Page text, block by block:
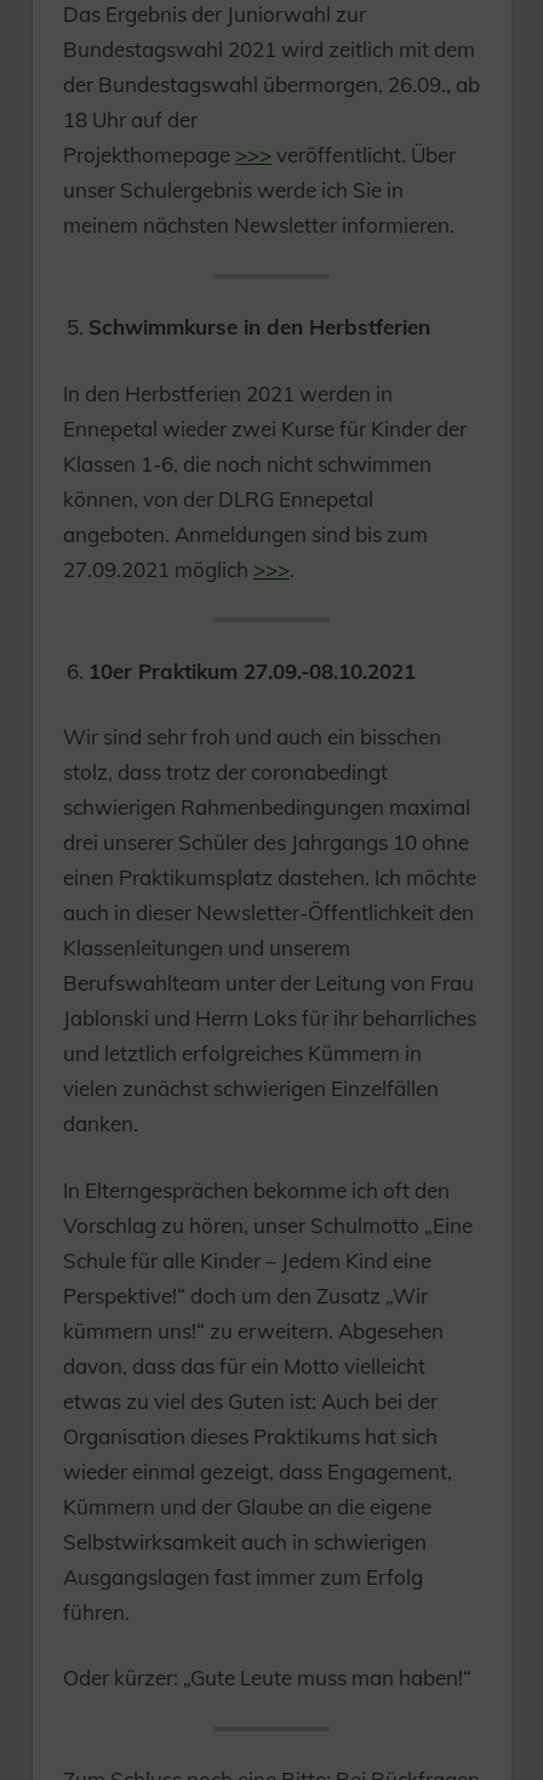
Das Ergebnis der Juniorwahl zur
Bundestagswahl 2021 wird zeitlich mit dem
der Bundestagswahl übermorgen, 26.09., ab
18 Uhr auf der
Projekthomepage >>> veröffentlicht. Über
unser Schulergebnis werde ich Sie in
meinem nächsten Newsletter informieren.
Schwimmkurse in den Herbstferien
In den Herbstferien 2021 werden in
Ennepetal wieder zwei Kurse für Kinder der
Klassen 1-6, die noch nicht schwimmen
können, von der DLRG Ennepetal
angeboten. Anmeldungen sind bis zum
27.09.2021 möglich >>>.
10er Praktikum 27.09.-08.10.2021
Wir sind sehr froh und auch ein bisschen
stolz, dass trotz der coronabedingt
schwierigen Rahmenbedingungen maximal
drei unserer Schüler des Jahrgangs 10 ohne
einen Praktikumsplatz dastehen. Ich möchte
auch in dieser Newsletter-Öffentlichkeit den
Klassenleitungen und unserem
Berufswahlteam unter der Leitung von Frau
Jablonski und Herrn Loks für ihr beharrliches
und letztlich erfolgreiches Kümmern in
vielen zunächst schwierigen Einzelfällen
danken.
In Elterngesprächen bekomme ich oft den
Vorschlag zu hören, unser Schulmotto „Eine
Schule für alle Kinder – Jedem Kind eine
Perspektive!“ doch um den Zusatz „Wir
kümmern uns!“ zu erweitern. Abgesehen
davon, dass das für ein Motto vielleicht
etwas zu viel des Guten ist: Auch bei der
Organisation dieses Praktikums hat sich
wieder einmal gezeigt, dass Engagement,
Kümmern und der Glaube an die eigene
Selbstwirksamkeit auch in schwierigen
Ausgangslagen fast immer zum Erfolg
führen.
Oder kürzer: „Gute Leute muss man haben!“